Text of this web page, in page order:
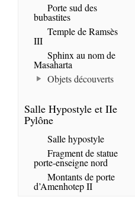
Porte sud des
bubastites
Temple de Ramsès
III
Sphinx au nom de
Masaharta
Objets découverts
Salle Hypostyle et IIe
Pylône
Salle hypostyle
Fragment de statue
porte-enseigne nord
Montants de porte
d’Amenhotep II